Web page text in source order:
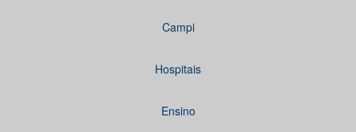
Campi
Hospitais
Ensino